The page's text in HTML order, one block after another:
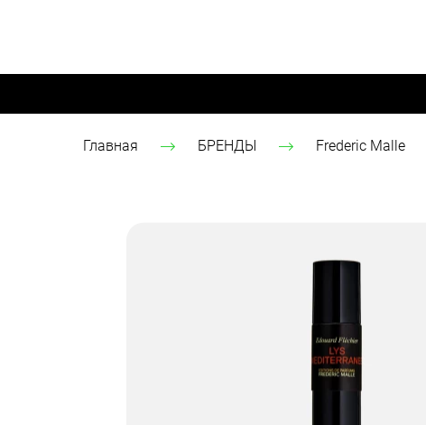
Главная БРЕНДЫ Frederic Malle